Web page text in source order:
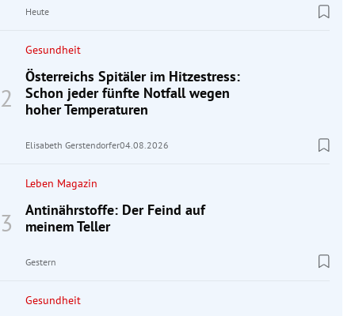
Heute
Gesundheit
Österreichs Spitäler im Hitzestress:
Schon jeder fünfte Notfall wegen
hoher Temperaturen
Elisabeth Gerstendorfer04.08.2026
Leben Magazin
Antinährstoffe: Der Feind auf
meinem Teller
Gestern
Gesundheit